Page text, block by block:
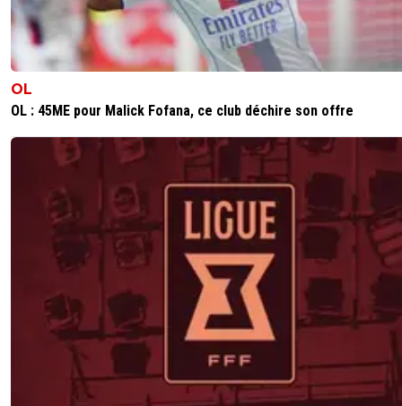
OL
OL : 45ME pour Malick Fofana, ce club déchire son offre